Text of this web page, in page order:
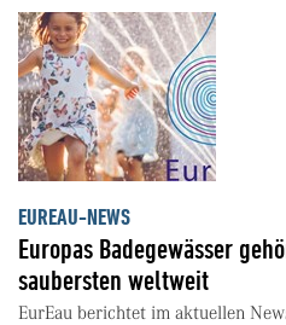
EUREAU-NEWS
Europas Badegewässer
saubersten weltweit
EurEau berichtet im aktuellen